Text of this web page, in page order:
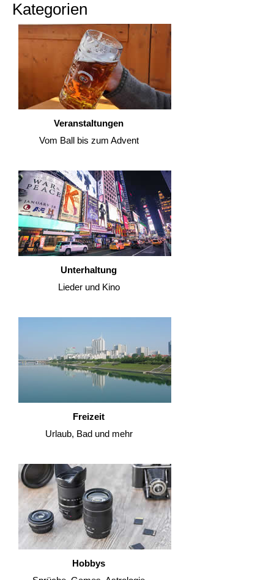
Kategorien
Veranstaltungen
Vom Ball bis zum Advent
Unterhaltung
Lieder und Kino
Freizeit
Urlaub, Bad und mehr
Hobbys